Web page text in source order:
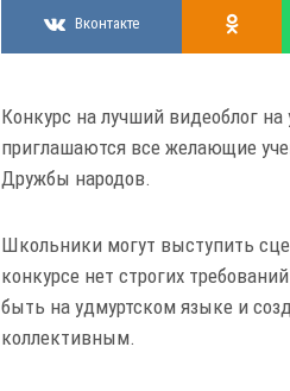
Вконтакте
Конкурс на лучший видеоблог
приглашаются все желающие
Дружбы народов.
Школьники могут выступить
конкурсе нет строгих
быть на удмуртском языке и
коллективным.